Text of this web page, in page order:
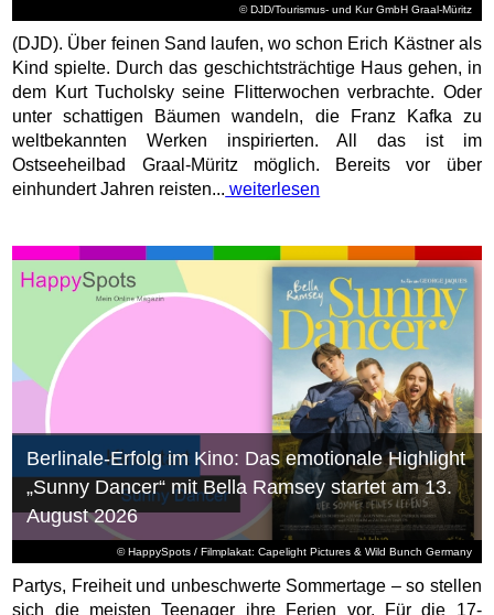
© DJD/Tourismus- und Kur GmbH Graal-Müritz
(DJD). Über feinen Sand laufen, wo schon Erich Kästner als
Kind spielte. Durch das geschichtsträchtige Haus gehen, in
dem Kurt Tucholsky seine Flitterwochen verbrachte. Oder
unter schattigen Bäumen wandeln, die Franz Kafka zu
weltbekannten Werken inspirierten. All das ist im
Ostseeheilbad Graal-Müritz möglich. Bereits vor über
einhundert Jahren reisten... weiterlesen
© HappySpots / Filmplakat: Capelight Pictures & Wild Bunch Germany
Berlinale-Erfolg im Kino: Das emotionale Highlight
„Sunny Dancer“ mit Bella Ramsey startet am 13.
August 2026
Partys, Freiheit und unbeschwerte Sommertage – so stellen
sich die meisten Teenager ihre Ferien vor. Für die 17-